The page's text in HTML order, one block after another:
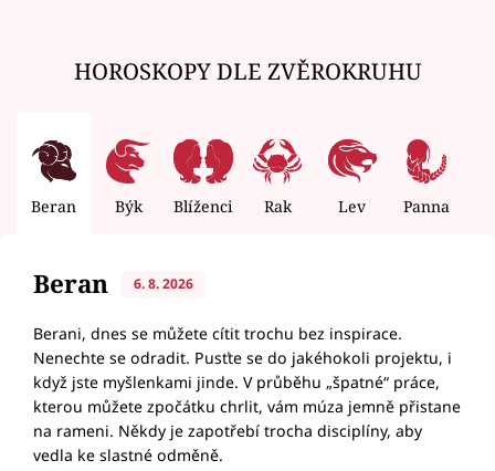
HOROSKOPY DLE ZVĚROKRUHU
Beran Býk Blíženci Rak Lev Panna
Beran 6. 8. 2026
Berani, dnes se můžete cítit trochu bez inspirace.
Nenechte se odradit. Pusťte se do jakéhokoli projektu, i
když jste myšlenkami jinde. V průběhu „špatné“ práce,
kterou můžete zpočátku chrlit, vám múza jemně přistane
na rameni. Někdy je zapotřebí trocha disciplíny, aby
vedla ke slastné odměně.